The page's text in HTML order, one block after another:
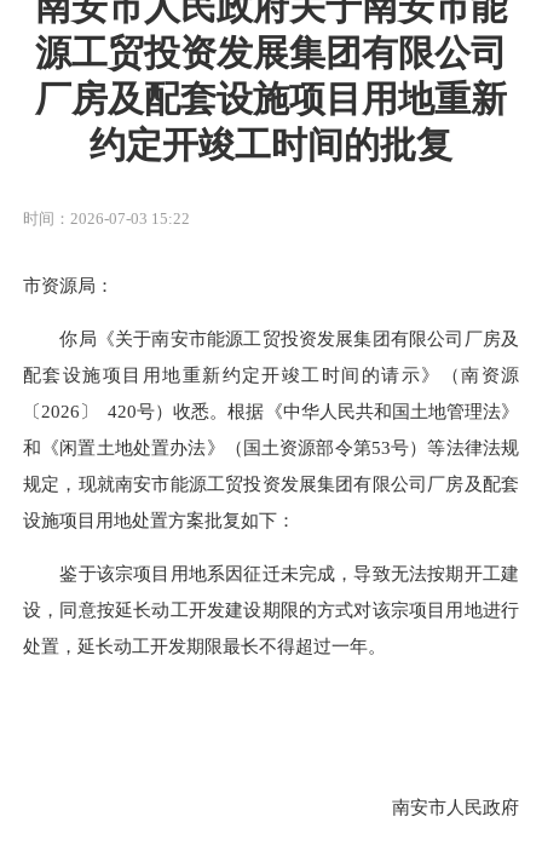
源工贸投资发展集团有限公司
厂房及配套设施项目用地重新
约定开竣工时间的批复
时间：2026-07-03 15:22
市资源局：
你局《关于南安市能源工贸投资发展集团有限公司厂房及
配套设施项目用地重新约定开竣工时间的请示》（南资源
〔2026〕 420号）收悉。根据《中华人民共和国土地管理法》
和《闲置土地处置办法》（国土资源部令第53号）等法律法规
规定，现就南安市能源工贸投资发展集团有限公司厂房及配套
设施项目用地处置方案批复如下：
鉴于该宗项目用地系因征迁未完成，导致无法按期开工建
设，同意按延长动工开发建设期限的方式对该宗项目用地进行
处置，延长动工开发期限最长不得超过一年。
南安市人民政府